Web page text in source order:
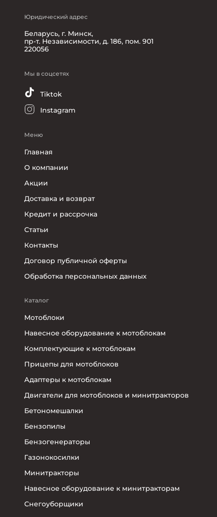
Юридический адрес
Беларусь, г. Минск,
пр-т. Независимости, д. 186, пом. 901
220056
Мы в соцсетях
Tiktok
Instagram
Меню
Главная
О компании
Акции
Доставка и возврат
Кредит и рассрочка
Статьи
Контакты
Договор публичной оферты
Обработка персональных данных
Каталог
Мотоблоки
Навесное оборудование к мотоблокам
Комплектующие к мотоблокам
Прицепы для мотоблоков
Адаптеры к мотоблокам
Двигатели для мотоблоков и минитракторов
Бетономешалки
Бензопилы
Бензогенераторы
Газонокосилки
Минитракторы
Навесное оборудование к минитракторам
Снегоуборщики